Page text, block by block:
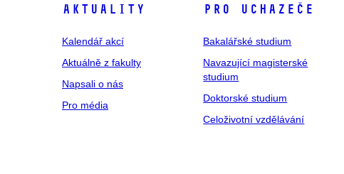
Aktuality
Kalendář akcí
Aktuálně z fakulty
Napsali o nás
Pro média
Pro uchazeče
Bakalářské studium
Navazující magisterské
studium
Doktorské studium
Celoživotní vzdělávání